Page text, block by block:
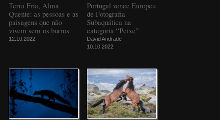
Terra Fria, Alma
Quente: as pessoas e as
paisagens que não
vivem sem os burros
12.10.2022
Portugal vence Europeu
de Fotografia
Subaquática na
categoria “Peixe”
David Andrade
10.10.2022